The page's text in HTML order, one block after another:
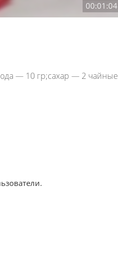
00:01:04
— 10 гр;сахар — 2 чайные